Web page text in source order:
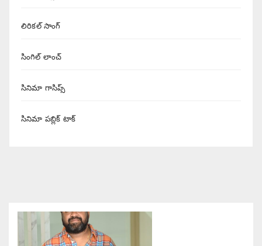
లిరికల్ సాంగ్
సింగిల్ లాంచ్
సినిమా గాసిప్స్
సినిమా పబ్లిక్ టాక్